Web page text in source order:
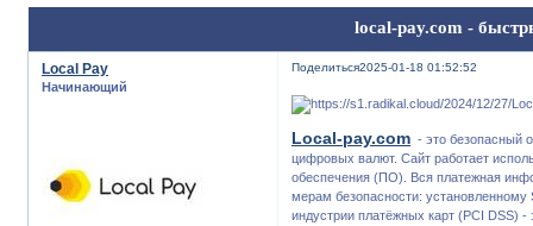
local-pay.com -
Поделиться2025-01-18 01:52:52
Local Pay
Начинающий
Local-pay.com - это безопасный
цифровых валют. Сайт работает
обеспечения (ПО). Вся платежная
мерам безопасности: установленному
индустрии платёжных карт (PCI DSS)